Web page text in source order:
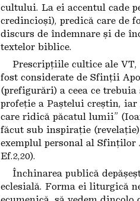
cultului. La ei accentul cade
credincioși), predică care de
discurs de îndemnare și de
textelor biblice.
Prescripțiile cultice ale VT,
fost considerate de Sfinții
(prefigurări) a ceea ce
profeție a Paștelui creștin,
care ridică păcatul lumii”
făcut sub inspirație
exemplul personal al Sfinților
Ef.2,20).
Închinarea publică
eclesială. Forma ei liturgică